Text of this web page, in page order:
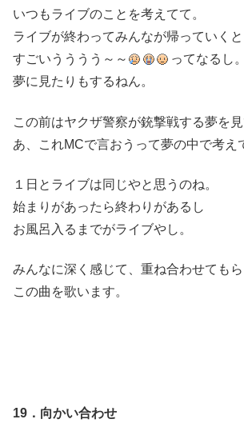
いつもライブのことを考えてて。
ライブが終わってみんなが帰っていく
すごいうううう～～
ってなるし。
夢に見たりもするねん。
この前はヤクザ警察が銃撃戦する夢を見
あ、これMCで言おうって夢の中で考え
１日とライブは同じやと思うのね。
始まりがあったら終わりがあるし
お風呂入るまでがライブやし。
みんなに深く感じて、重ね合わせても
この曲を歌います。
19．向かい合わせ